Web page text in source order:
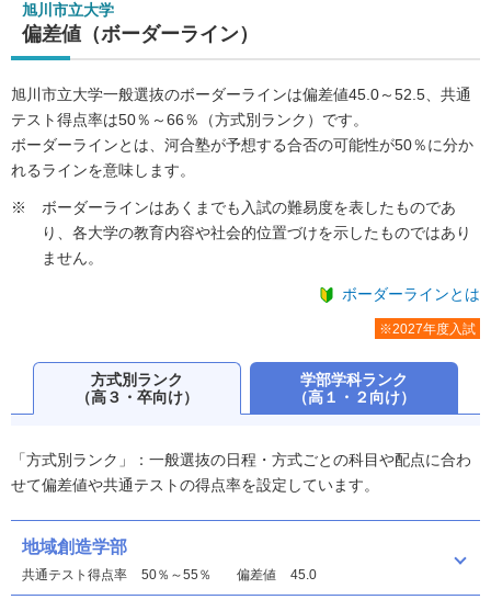
旭川市立大学
偏差値（ボーダーライン）
旭川市立大学一般選抜のボーダーラインは偏差値45.0～52.5、共通
テスト得点率は50％～66％（方式別ランク）です。
ボーダーラインとは、河合塾が予想する合否の可能性が50％に分か
れるラインを意味します。
ボーダーラインはあくまでも入試の難易度を表したものであ
り、各大学の教育内容や社会的位置づけを示したものではあり
ません。
ボーダーラインとは
※2027年度入試
方式別ランク
（高３・卒向け）
学部学科ランク
（高１・２向け）
「方式別ランク」：一般選抜の日程・方式ごとの科目や配点に合わ
せて偏差値や共通テストの得点率を設定しています。
地域創造学部
共通テスト得点率 50％～55％ 偏差値 45.0